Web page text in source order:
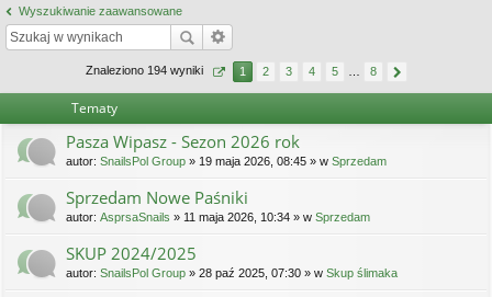
Wyszukiwanie zaawansowane
Znaleziono 194 wyniki 1 2 3 4 5 8
Tematy
Pasza Wipasz - Sezon 2026 rok
autor: SnailsPol Group » 19 maja 2026, 08:45 » w Sprzedam
Sprzedam Nowe Paśniki
autor: AsprsaSnails » 11 maja 2026, 10:34 » w Sprzedam
SKUP 2024/2025
autor: SnailsPol Group » 28 paź 2025, 07:30 » w Skup ślimaka